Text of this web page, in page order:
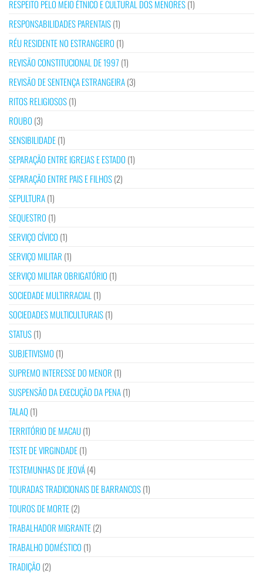
RESPEITO PELO MEIO ÉTNICO E CULTURAL DOS MENORES(1)
RESPONSABILIDADES PARENTAIS(1)
RÉU RESIDENTE NO ESTRANGEIRO (1)
REVISÃO CONSTITUCIONAL DE 1997 (1)
REVISÃO DE SENTENÇA ESTRANGEIRA(3)
RITOS RELIGIOSOS(1)
ROUBO (3)
SENSIBILIDADE(1)
SEPARAÇÃO ENTRE IGREJAS E ESTADO (1)
SEPARAÇÃO ENTRE PAIS E FILHOS(2)
SEPULTURA(1)
SEQUESTRO (1)
SERVIÇO CÍVICO (1)
SERVIÇO MILITAR (1)
SERVIÇO MILITAR OBRIGATÓRIO (1)
SOCIEDADE MULTIRRACIAL (1)
SOCIEDADES MULTICULTURAIS(1)
STATUS(1)
SUBJETIVISMO (1)
SUPREMO INTERESSE DO MENOR (1)
SUSPENSÃO DA EXECUÇÃO DA PENA(1)
TALAQ(1)
TERRITÓRIO DE MACAU(1)
TESTE DE VIRGINDADE(1)
TESTEMUNHAS DE JEOVÁ(4)
TOURADAS TRADICIONAIS DE BARRANCOS(1)
TOUROS DE MORTE(2)
TRABALHADOR MIGRANTE(2)
TRABALHO DOMÉSTICO (1)
TRADIÇÃO (2)